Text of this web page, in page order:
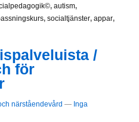
, autism,
, socialtjänster, appar,
/
för
närståendevård — Inga